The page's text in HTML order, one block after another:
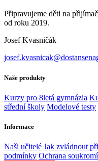
Připravujeme děti na
od roku 2019.
Josef Kvasničák
Naše produkty
Kurzy pro 8letá gymnázia
střední školy Modelové testy
Informace
Naši učitelé Jak zvládnout
podmínky Ochrana soukromí